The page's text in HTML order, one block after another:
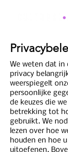
We weten dat
privacy
weerspiegelt
persoonlijke
de keuzes die
betrekking tot
gebruikt. We
lezen over hoe
houden en hoe
uitoefenen.